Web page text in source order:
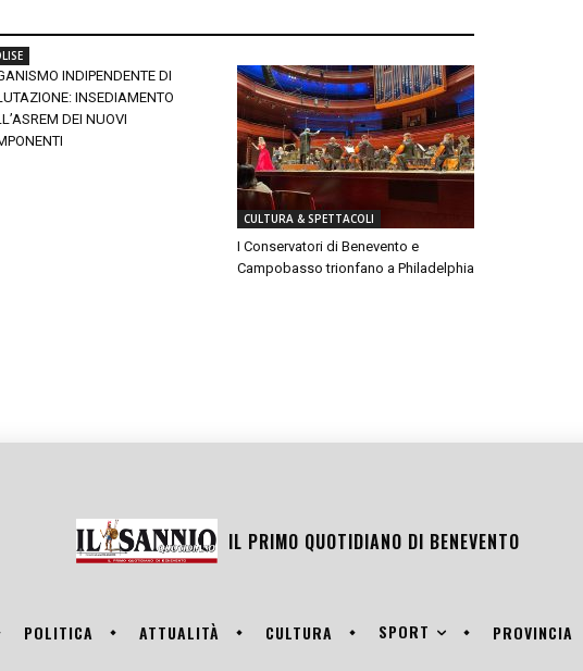
INDIPENDENTE DI
INSEDIAMENTO
DEI NUOVI
CULTURA & SPETTACOLI
I Conservatori di Benevento e
Campobasso trionfano a Philadelphia
IL PRIMO QUOTIDIANO DI BENEVENTO
POLITICA ATTUALITÀ CULTURA SPORT PROVINCIA